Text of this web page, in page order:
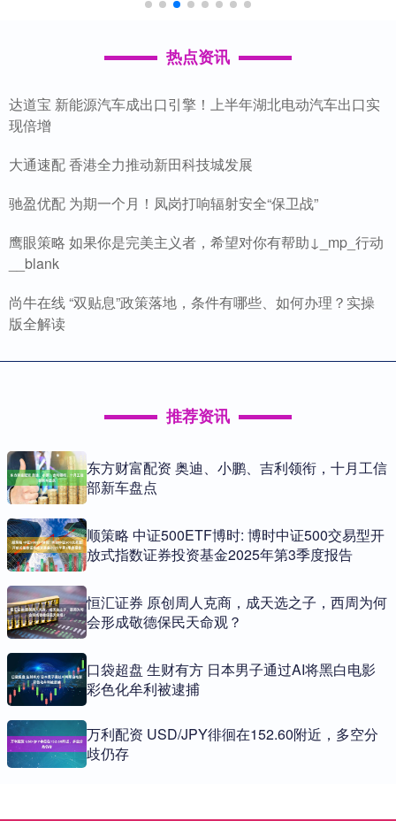
热点资讯
达道宝 新能源汽车成出口引擎！上半年湖北电动汽车出口实
现倍增
大通速配 香港全力推动新田科技城发展
驰盈优配 为期一个月！凤岗打响辐射安全“保卫战”
鹰眼策略 如果你是完美主义者，希望对你有帮助↓_mp_行动
__blank
尚牛在线 “双贴息”政策落地，条件有哪些、如何办理？实操
版全解读
推荐资讯
东方财富配资 奥迪、小鹏、吉利领衔，十月工信
部新车盘点
顺策略 中证500ETF博时: 博时中证500交易型开
放式指数证券投资基金2025年第3季度报告
恒汇证券 原创周人克商，成天选之子，西周为何
会形成敬德保民天命观？
口袋超盘 生财有方 日本男子通过AI将黑白电影
彩色化牟利被逮捕
万利配资 USD/JPY徘徊在152.60附近，多空分
歧仍存